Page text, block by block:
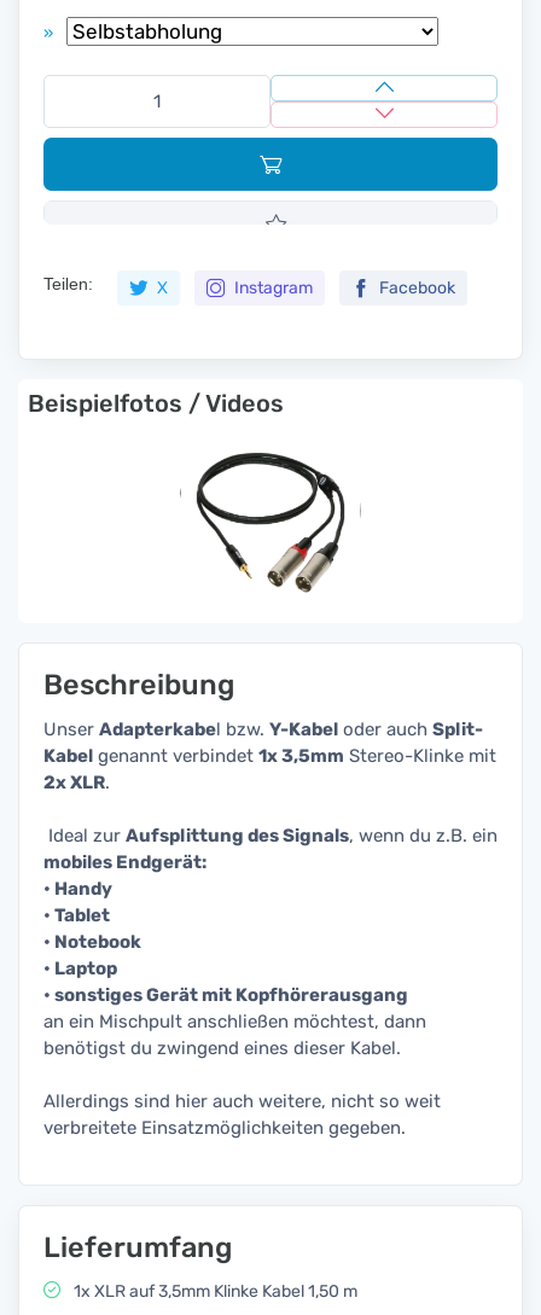
»
Teilen: X Instagram Facebook
Beispielfotos / Videos
Beschreibung
Unser Adapterkabel bzw. Y-Kabel oder auch Split-
Kabel genannt verbindet 1x3,5mm Stereo-Klinke mit
2x XLR.
Ideal zur Aufsplittung des Signals, wenn du z.B. ein
mobiles Endgerät:
• Handy
• Tablet
• Notebook
• Laptop
• sonstiges Gerät mit Kopfhörerausgang
an ein Mischpult anschließen möchtest, dann
benötigst du zwingend eines dieser Kabel.
Allerdings sind hier auch weitere, nicht so weit
verbreitete Einsatzmöglichkeiten gegeben.
Lieferumfang
1x XLR auf 3,5mm Klinke Kabel 1,50 m